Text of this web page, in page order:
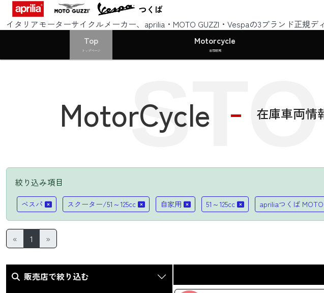
つくば
イタリアモーターサイクルメーカー、aprilia・MOTO GUZZI・Vespaの3ブランド正規デ
Top
トップページ
Motorcycle
車両販売
MotorCycle 在庫車両情
絞り込み項目
ベスパ スクーター/51～125cc 自家用 51～125cc apriliaつくば
« 1 »
販売店で絞り込む